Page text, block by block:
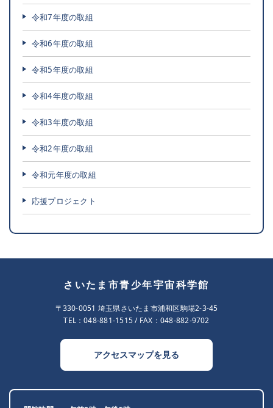
令和7年度の取組
令和6年度の取組
令和5年度の取組
令和4年度の取組
令和3年度の取組
令和2年度の取組
令和元年度の取組
応援プロジェクト
さいたま市青少年宇宙科学館
〒330-0051 埼玉県さいたま市浦和区駒場2-3-45
TEL：048-881-1515/ FAX：048-882-9702
アクセスマップを見る